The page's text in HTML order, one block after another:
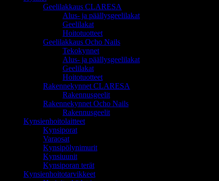
Geelilakkaus CLARESA
Alus- ja päällysgeelilakat
Geelilakat
Hoitotuotteet
Geelilakkaus Ocho Nails
Tekokynnet
Alus- ja päällysgeelilakat
Geelilakat
Hoitotuotteet
Rakennekynnet CLARESA
Rakennusgeelit
Rakennekynnet Ocho Nails
Rakennusgeelit
Kynsienhoitolaitteet
Kynsiporat
Varaosat
Kynsipölynimurit
Kynsiuunit
Kynsiporan terät
Kynsienhoitotarvikkeet